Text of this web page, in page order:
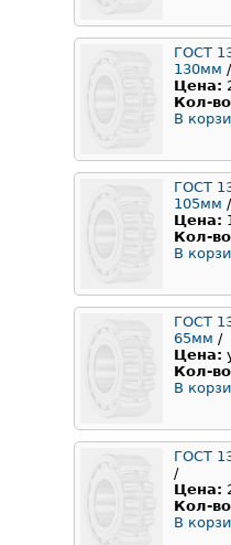
ГОСТ
130мм /
Цена:
Кол-
В
ГОСТ
105мм /
Цена:
Кол-
В
ГОСТ
65мм /
Цена:
Кол-
В
ГОСТ
/
Цена:
Кол-
В